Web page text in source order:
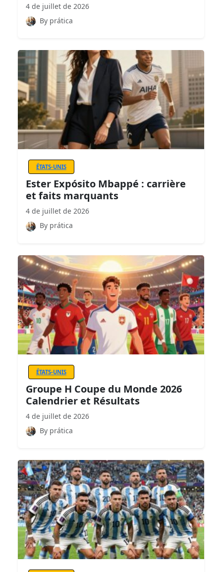
4 de juillet de 2026
By prática
ÉTATS-UNIS
Ester Expósito Mbappé : carrière
et faits marquants
4 de juillet de 2026
By prática
ÉTATS-UNIS
Groupe H Coupe du Monde 2026
Calendrier et Résultats
4 de juillet de 2026
By prática